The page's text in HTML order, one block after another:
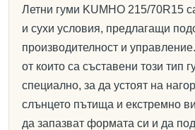
Летни гуми KUMHO 215/70R15
и сухи условия, предлагащи
производителност и
от които са съставени този тип
специално, за да устоят на
слънцето пътища и екстремно
да запазват формата си и да